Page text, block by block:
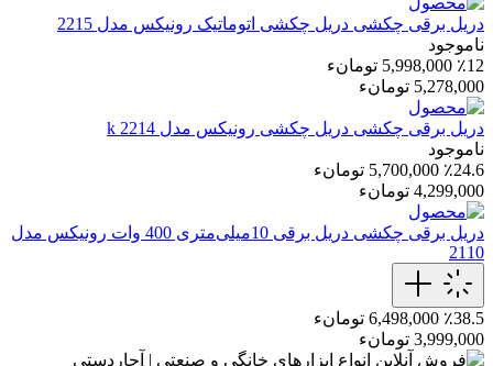
دریل برقی چکشی دریل چکشی اتوماتیک رونیکس مدل 2215
ناموجود
٪12 5,998,000 تومانء
5,278,000 تومانء
دریل برقی چکشی دریل چکشی رونیکس مدل 2214 k
ناموجود
٪24.6 5,700,000 تومانء
4,299,000 تومانء
دریل برقی چکشی
دریل برقی 10میلی‌متری 400 وات رونیکس مدل
2110
٪38.5 6,498,000 تومانء
3,999,000 تومانء